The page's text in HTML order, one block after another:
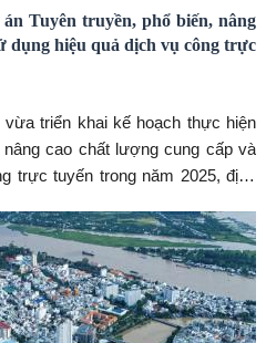
Tuyên truyền, phổ biến, nâng
dụng hiệu quả dịch vụ công trực
vừa triển khai kế hoạch thực hiện
cao chất lượng cung cấp và
trực tuyến trong năm 2025, định